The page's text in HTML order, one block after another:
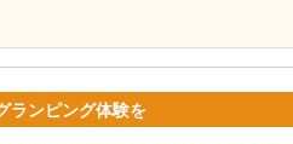
ランピング体験を